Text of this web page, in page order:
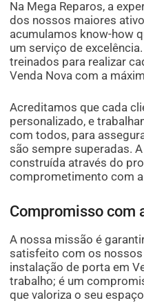
Na Mega Reparos, a
dos nossos maiores
acumulamos know-how
um serviço de
treinados para realizar
Venda Nova com a
Acreditamos que cada
personalizado, e
com todos, para
são sempre superadas.
construída através do
comprometimento com
Compromisso com
A nossa missão é
satisfeito com os nossos
instalação de porta em
trabalho; é um
que valoriza o seu